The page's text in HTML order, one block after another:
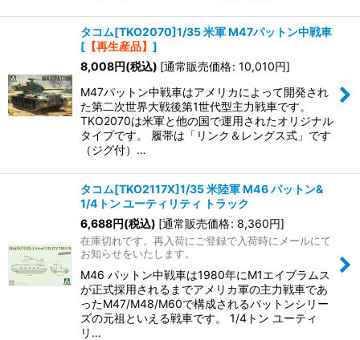
タコム[TKO2070]1/35 米軍 M47パットン中戦車
[ 【再生産品】 ]
8,008円(税込) [通常販売価格: 10,010円]
M47パットン中戦車はアメリカによって開発され
た第二次世界大戦後第1世代型主力戦車です。
TKO2070は米軍と他の国で運用されたオリジナル
タイプです。 履帯は「リンク＆レングス式」です
（ジグ付）…
タコム[TKO2117X]1/35 米陸軍 M46 パットン&
1/4トン ユーティリティ トラック
6,688円(税込) [通常販売価格: 8,360円]
在庫切れです。再入荷にご登録で入荷時にメールにて
お知らせをいたします。
M46 パットン中戦車は1980年にM1エイブラムス
が正式採用されるまでアメリカ軍の主力戦車であ
ったM47/M48/M60で構成されるパットンシリー
ズの元祖といえる戦車です。 1/4トン ユーティ
リ…